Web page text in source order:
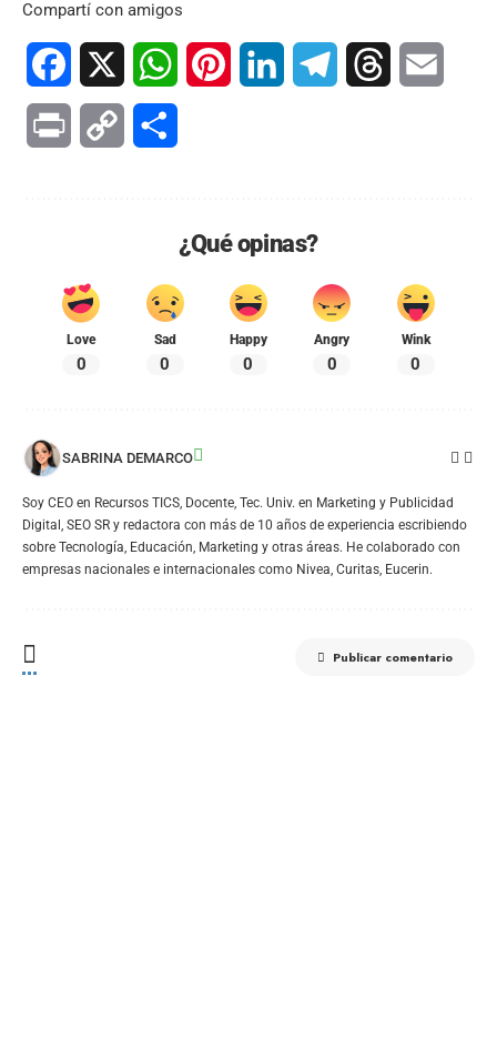
Compartí con amigos
Facebook WhatsAppPinterest LinkedIn TelegramThreads
Print Copy
¿Qué opinas?
Love
0
Sad
0
Happy
0
Angry
0
Wink
0
SABRINA DEMARCO
Soy CEO en Recursos TICS, Docente, Tec. Univ. en Marketing y Publicidad
Digital, SEO SR y redactora con más de 10 años de experiencia escribiendo
sobre Tecnología, Educación, Marketing y otras áreas. He colaborado con
empresas nacionales e internacionales como Nivea, Curitas, Eucerin.
Publicar comentario